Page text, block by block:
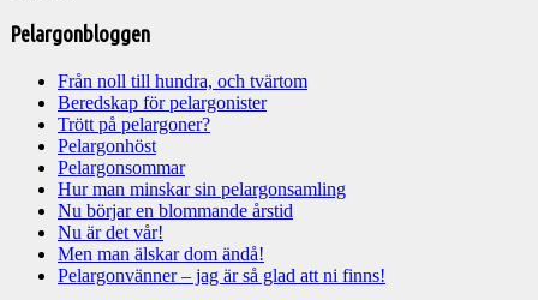
Pelargonbloggen
Från noll till hundra, och tvärtom
Beredskap för pelargonister
Trött på pelargoner?
Pelargonhöst
Pelargonsommar
Hur man minskar sin pelargonsamling
Nu börjar en blommande årstid
Nu är det vår!
Men man älskar dom ändå!
Pelargonvänner – jag är så glad att ni finns!